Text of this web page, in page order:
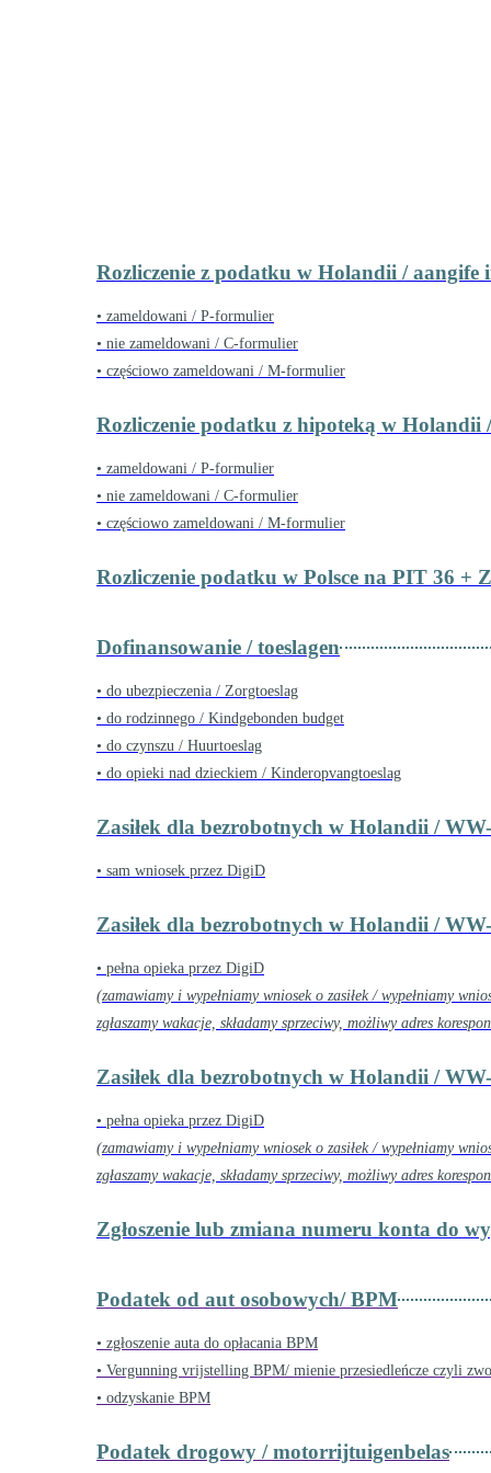
Rozliczenie z podatku w Holandii / aangife
• zameldowani / P-formulier
• nie zameldowani / C-formulier
• częściowo zameldowani / M-formulier
Rozliczenie podatku z hipoteką w Holandii
• zameldowani / P-formulier
• nie zameldowani / C-formulier
• częściowo zameldowani / M-formulier
Rozliczenie podatku w Polsce na PIT 36 +
Dofinansowanie / toeslagen
• do ubezpieczenia / Zorgtoeslag
• do rodzinnego / Kindgebonden budget
• do czynszu / Huurtoeslag
• do opieki nad dzieckiem / Kinderopvangtoeslag
Zasiłek dla bezrobotnych w Holandii /
• sam wniosek przez DigiD
Zasiłek dla bezrobotnych w Holandii /
• pełna opieka przez DigiD
(zamawiamy i wypełniamy wniosek o zasiłek / wypełniamy
zgłaszamy wakacje, składamy sprzeciwy, możliwy adres
Zasiłek dla bezrobotnych w Holandii /
• pełna opieka przez DigiD
(zamawiamy i wypełniamy wniosek o zasiłek / wypełniamy
zgłaszamy wakacje, składamy sprzeciwy, możliwy adres
Zgłoszenie lub zmiana numeru konta do
Podatek od aut osobowych/ BPM
• zgłoszenie auta do opłacania BPM
• Vergunning vrijstelling BPM/ mienie przesiedleńcze czyli
• odzyskanie BPM
Podatek drogowy / motorrijtuigenbelas